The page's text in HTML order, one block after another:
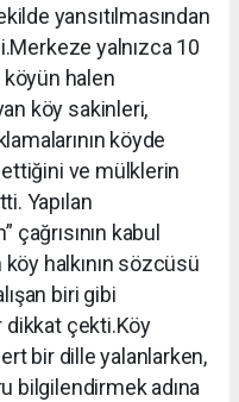
yansıtılmasından
yalnızca 10
halen
köy sakinleri,
köyde
ve mülklerin
Yapılan
çağrısının kabul
halkının sözcüsü
biri gibi
dikkat çekti.Köy
bir dille yalanlarken,
bilgilendirmek adına